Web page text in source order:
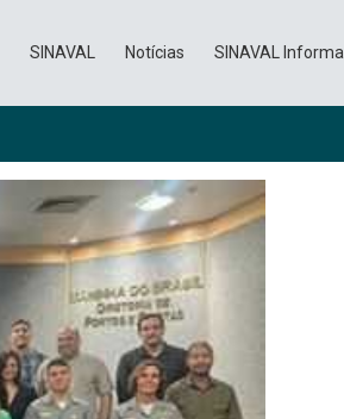
SINAVAL Notícias SINAVAL Informa